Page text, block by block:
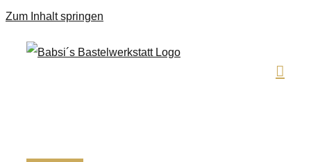
Zum Inhalt springen